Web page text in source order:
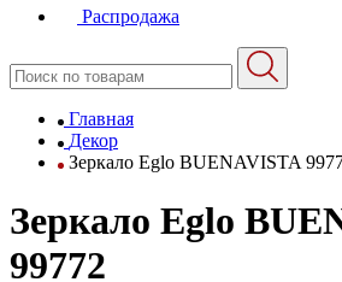
Распродажа
Главная
Декор
Зеркало Eglo BUENAVISTA
Зеркало Eglo
99772